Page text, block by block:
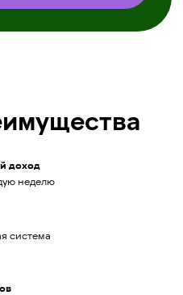
доход
неделю
система